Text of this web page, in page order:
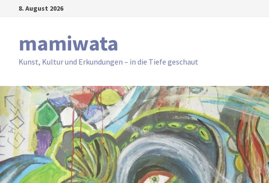
8. August 2026
mamiwata
Kunst, Kultur und Erkundungen – in die Tiefe geschaut